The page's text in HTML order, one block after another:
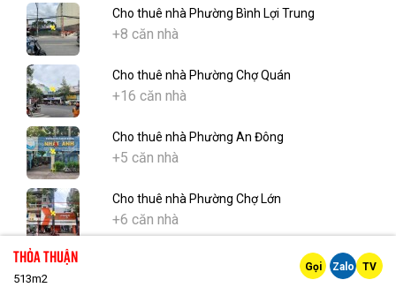
Cho thuê nhà Phường Bình Lợi Trung
+8 căn nhà
Cho thuê nhà Phường Chợ Quán
+16 căn nhà
Cho thuê nhà Phường An Đông
+5 căn nhà
Cho thuê nhà Phường Chợ Lớn
+6 căn nhà
Thỏa thuận
513m2
Gọi Zalo TV